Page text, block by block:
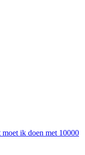
ik doen met 10000